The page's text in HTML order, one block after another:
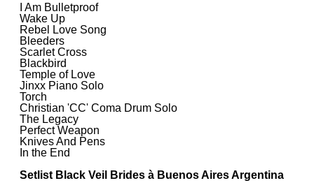
I Am Bulletproof
Wake Up
Rebel Love Song
Bleeders
Scarlet Cross
Blackbird
Temple of Love
Jinxx Piano Solo
Torch
Christian 'CC' Coma Drum Solo
The Legacy
Perfect Weapon
Knives And Pens
In the End
Setlist Black Veil Brides à Buenos Aires Argentina